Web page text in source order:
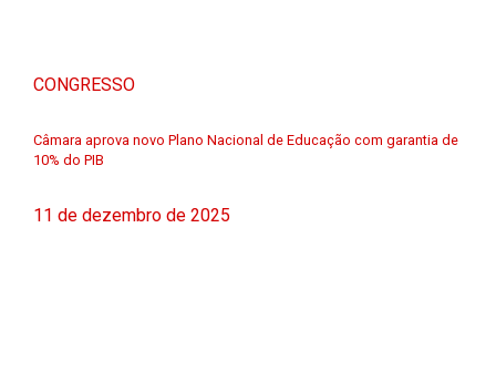
CONGRESSO
Câmara aprova novo Plano Nacional de Educação com garantia de
10% do PIB
11 de dezembro de 2025